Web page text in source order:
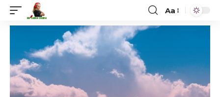
Font
Resizer
Aa